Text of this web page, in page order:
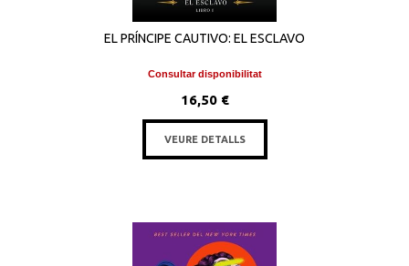
EL PRÍNCIPE CAUTIVO: EL ESCLAVO
Consultar disponibilitat
16,50 €
VEURE DETALLS